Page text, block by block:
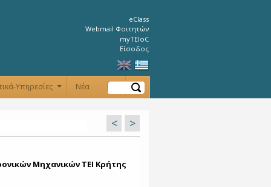
eClass
Webmail Φοιτητών
myTEIoC
Είσοδος
Υπηρεσίες
+
Νέα Αναζήτηση
< >
Μηχανικών ΤΕΙ Κρήτης